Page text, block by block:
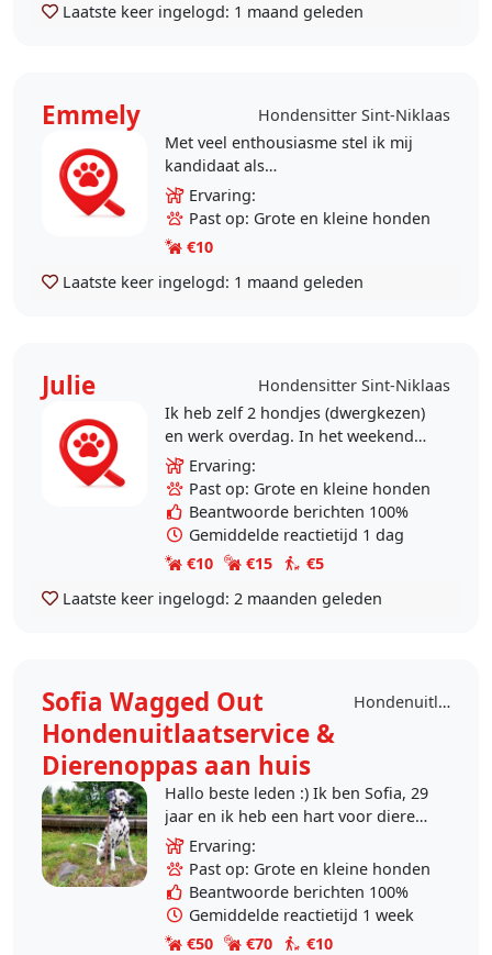
Laatste keer ingelogd: 1 maand geleden
Emmely
Hondensitter Sint-Niklaas
Met veel enthousiasme stel ik mij
kandidaat als
hondenuitlater/hondenoppas. Ik
ben een grote dierenliefhebber en
voel mij bijzonder op mijn gemak
in..
Ervaring:
Past op: Grote en kleine honden
€10
Laatste keer ingelogd: 1 maand geleden
Julie
Hondensitter Sint-Niklaas
Ik heb zelf 2 hondjes (dwergkezen)
en werk overdag. In het weekend
kan ik dogsitten en in de week kan
ik gaan wandelen met je hond.
Grote en kleine..
Ervaring:
Past op: Grote en kleine honden
Beantwoorde berichten 100%
Gemiddelde reactietijd 1 dag
€10
€15
€5
Laatste keer ingelogd: 2 maanden geleden
Sofia Wagged Out
Hondenuitlaatservice &
Dierenoppas aan huis
Hondenuitlaatdienst Sint-Niklaas
Hallo beste leden :) Ik ben Sofia, 29
jaar en ik heb een hart voor dieren.
Ik heb veel ervaring opgedaan met
mijn eigen honden - maar ook met
de..
Ervaring:
Past op: Grote en kleine honden
Beantwoorde berichten 100%
Gemiddelde reactietijd 1 week
€50
€70
€10